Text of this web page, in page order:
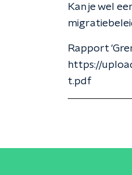
Kan je wel
Rapport
https://
t.pdf